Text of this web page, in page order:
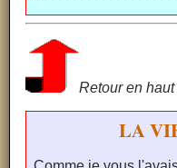
Retour en
LA